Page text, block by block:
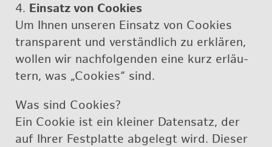
4. Ein­satz von Coo­kies
Um Ihnen un­se­ren Ein­satz von Coo­kies
trans­pa­rent und ver­ständ­lich zu er­klä­ren,
wol­len wir nach­fol­gen­den eine kurz er­läu­
tern, was „Coo­kies“ sind.
Was sind Coo­kies?
Ein Coo­kie ist ein klei­ner Da­ten­satz, der
auf Ihrer Fest­plat­te ab­ge­legt wird. Die­ser